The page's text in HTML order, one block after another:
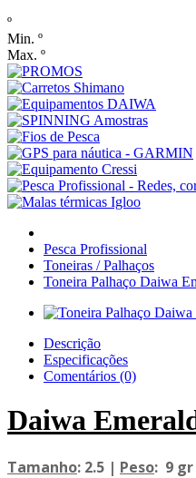
º
Min. º
Max. º
Pesca Profissional
Toneiras / Palhaços
Toneira Palhaço Daiwa
Descrição
Especificações
Comentários (0)
Daiwa
Tamanho: 2.5 | Peso: 9 gr